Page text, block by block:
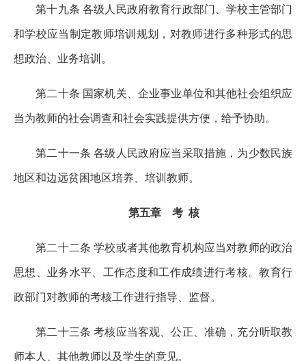
第十九条 各级人民政府教育行政部门、学校主管部门
和学校应当制定教师培训规划，对教师进行多种形式的思
想政治、业务培训。
第二十条 国家机关、企业事业单位和其他社会组织应
当为教师的社会调查和社会实践提供方便，给予协助。
第二十一条 各级人民政府应当采取措施，为少数民族
地区和边远贫困地区培养、培训教师。
第五章 考 核
第二十二条 学校或者其他教育机构应当对教师的政治
思想、业务水平、工作态度和工作成绩进行考核。教育行
政部门对教师的考核工作进行指导、监督。
第二十三条 考核应当客观、公正、准确，充分听取教
师本人、其他教师以及学生的意见。